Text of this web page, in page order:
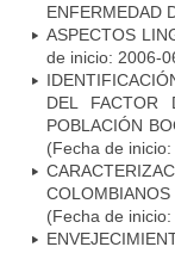
ENFERMEDAD
ASPECTOS
de inicio: 2006-
DEL FACTOR
POBLACIÓN
(Fecha de
(Fecha de